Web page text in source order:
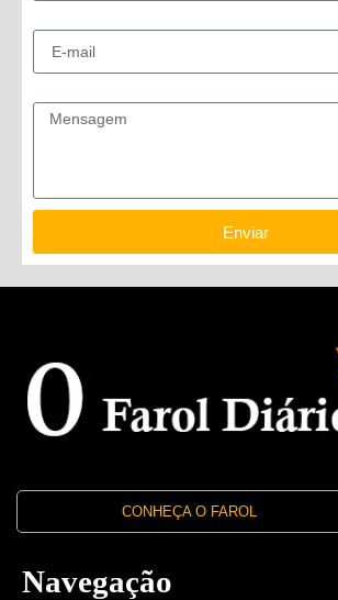
Enviar
CONHEÇA O FAROL
Navegação